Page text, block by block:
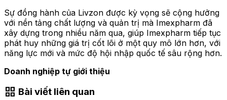
Sự đồng hành của Livzon được kỳ vọng sẽ cộng hưởng
với nền tảng chất lượng và quản trị mà Imexpharm đã
xây dựng trong nhiều năm qua, giúp Imexpharm tiếp tục
phát huy những giá trị cốt lõi ở một quy mô lớn hơn, với
năng lực mới và mức độ hội nhập quốc tế sâu rộng hơn.
Doanh nghiệp tự giới thiệu
grid_view Bài viết liên quan